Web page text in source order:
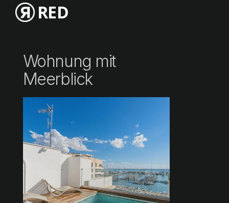
RED
Wohnung mit
Meerblick